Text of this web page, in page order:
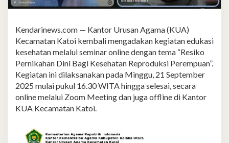
Kendarinews.com — Kantor Urusan Agama (KUA)
Kecamatan Katoi kembali mengadakan kegiatan edukasi
kesehatan melalui seminar online dengan tema “Resiko
Pernikahan Dini Bagi Kesehatan Reproduksi Perempuan”.
Kegiatan ini dilaksanakan pada Minggu, 21 September
2025 mulai pukul 16.30 WITA hingga selesai, secara
online melalui Zoom Meeting dan juga offline di Kantor
KUA Kecamatan Katoi.